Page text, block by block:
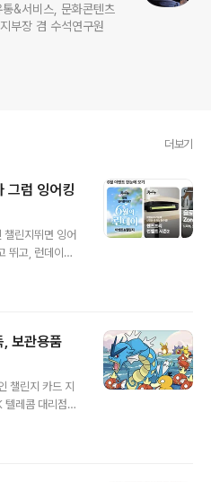
&서비스, 문화콘텐츠
부장 겸 수석연구원
더보기
그럼 잉어킹
챌린지뛰면 잉어
뛰고, 런데이어
다.운동 시작
온라인 챌린지
린지 리워드 유
되었습니다.차후
습니다.
, 보관용품
챌린지 카드 지
텔레콤 대리점에
편리했습니다.